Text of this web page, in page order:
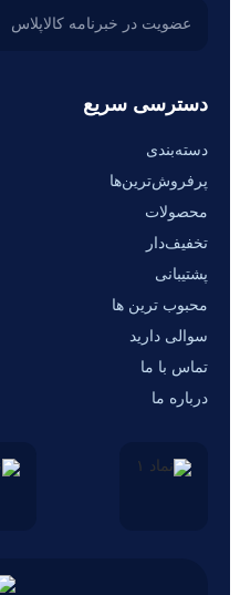
دسترسی سریع
دسته‌بندی
پرفروش‌ترین‌ها
محصولات
تخفیف‌دار
پشتیبانی
محبوب ترین ها
سوالی دارید
تماس با ما
درباره ما